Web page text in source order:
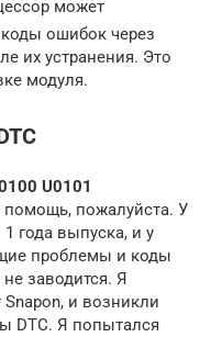
может
ошибок через
их устранения. Это
модуля.
U0101
пожалуйста. У
года выпуска, и у
проблемы и коды
заводится. Я
и возникли
DTC. Я попытался